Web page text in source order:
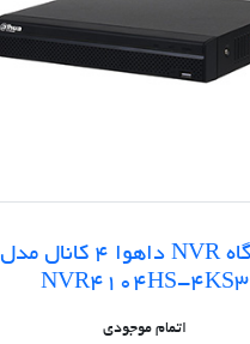
دستگاه NVR داهوا 4 کانال مدل
NVR4104HS-4KS3
اتمام موجودی